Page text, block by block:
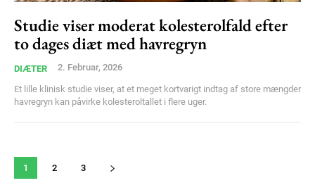
Studie viser moderat kolesterolfald efter
to dages diæt med havregryn
DIÆTER 2. Februar, 2026
Et lille klinisk studie viser, at et meget kortvarigt indtag af store mængder
havregryn kan påvirke kolesteroltallet i flere uger.
1 2 3